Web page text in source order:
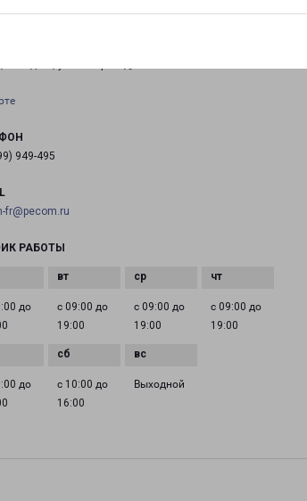
949-495
fr@pecom.ru
РАБОТЫ
до
с 09:00 до
19:00
с 09:00 до
19:00
с 09:00 до
19:00
до
с 10:00 до
16:00
Выходной